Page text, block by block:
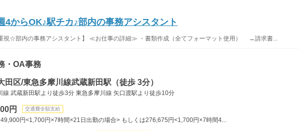
4からOK♪駅チカ♪部内の事務アシスタント
重視☆部内の事務アシスタント】 ≪お仕事の詳細≫ ・書類作成（全てフォーマット使用） →請求書...
・OA事務
田区/東急多摩川線武蔵新田駅（徒歩 3分）
線 武蔵新田駅より徒歩3分 東急多摩川線 矢口渡駅より徒歩10分
円 交通費全額支給
円<1,700円×7時間×21日出勤の場合> もしくは276,675円<1,700円×7時間4...